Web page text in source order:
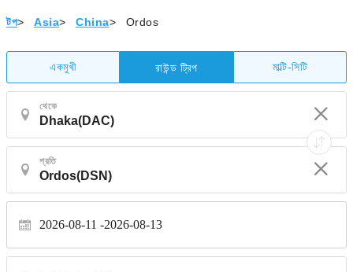
টপ> Asia> China> Ordos
একমুখী রাউন্ড ট্রিপ মাল্টি-সিটি
থেকে
প্রতি
2026-08-11 2026-08-13